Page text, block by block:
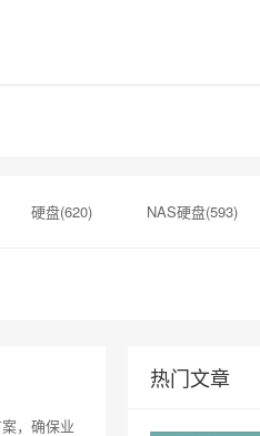
硬盘(620) NAS硬盘(593)
，确保业
热门文章